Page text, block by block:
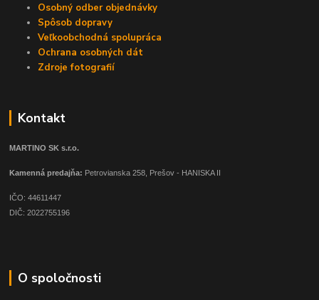
Osobný odber objednávky
Spôsob dopravy
Veľkoobchodná spolupráca
Ochrana osobných dát
Zdroje fotografií
Kontakt
MARTINO SK s.r.o.
Kamenná predajňa: Petrovianska 258, Prešov - HANISKA II
IČO: 44611447
DIČ: 2022755196
O spoločnosti